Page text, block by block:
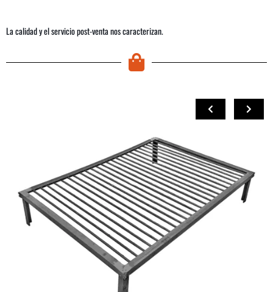
La calidad y el servicio post-venta nos caracterizan.
COMPRAR